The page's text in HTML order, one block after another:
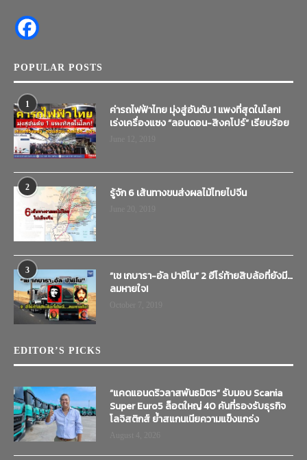
POPULAR POSTS
1
ค่ารถไฟฟ้าไทย มุ่งสู่อันดับ 1 แพงที่สุดในโลก!
เร่งเครื่องแซง “ลอนดอน-สิงคโปร์” เรียบร้อย
2 รู้จัก 6 เส้นทางขนส่งผลไม้ไทยไปจีน
3
“เช เกบารา-อัล ปาชิโน” 2 ฮีโร่ท้ายสิบล้อที่ยังมี…
ลมหายใจ!
EDITOR’S PICKS
“แคดแอนดริวลาสพันธมิตร” รับมอบ Scania
Super Euro5 ล็อตใหญ่ 40 คันที่รองรับธุรกิจ
โลจิสติกส์ ย้ำสแกนเนียความแข็งแกร่ง